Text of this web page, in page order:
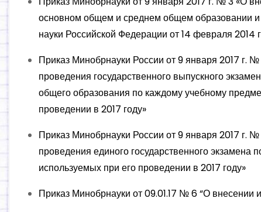
основном общем и среднем общем образовании и
науки Российской Федерации от 14 февраля 2014
Приказ Минобрнауки России от 9 января 2017 г.
проведения государственного выпускного
общего образования по каждому учебному
проведении в 2017 году»
Приказ Минобрнауки России от 9 января 2017 г.
проведения единого государственного экзамена
используемых при его проведении в 2017 году»
Приказ Минобрнауки от 09.01.17 № 6 “О внесении